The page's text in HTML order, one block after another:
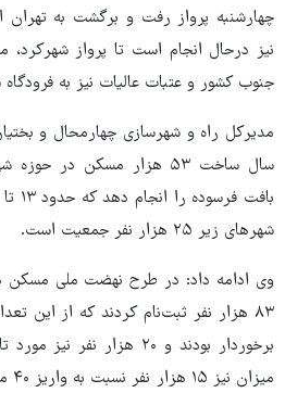
چهارشنبه پرواز رفت و برگشت به تهران
نیز درحال انجام است تا پرواز شهرکرد،
جنوب کشور و عتبات عالیات نیز به
مدیرکل راه و شهرسازی چهارمحال و
سال ساخت ۵۳ هزار مسکن در
شهرهای زیر ۲۵ هزار نفر جمعیت است.
وی ادامه داد: در طرح نهضت ملی مسکن
برخوردار بودند و ۲۰ هزار